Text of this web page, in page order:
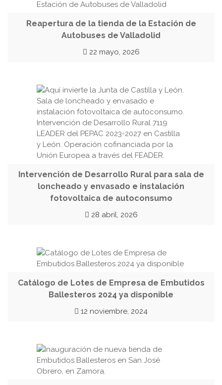
Reapertura de la tienda de la Estación de
Autobuses de Valladolid
22 mayo, 2026
Intervención de Desarrollo Rural para sala de
loncheado y envasado e instalación
fotovoltaica de autoconsumo
28 abril, 2026
Catálogo de Lotes de Empresa de Embutidos
Ballesteros 2024 ya disponible
12 noviembre, 2024